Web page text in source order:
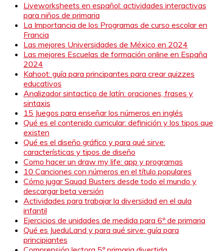
Liveworksheets en español: actividades interactivas
para niños de primaria
La Importancia de los Programas de curso escolar en
Francia
Las mejores Universidades de México en 2024
Las mejores Escuelas de formación online en España
2024
Kahoot: guía para principantes para crear quizzes
educativos
Analizador sintactico de latín: oraciones, frases y
sintaxis
15 Juegos para enseñar los números en inglés
Qué es el contenido curricular: definición y los tipos que
existen
Qué es el diseño gráfico y para qué sirve:
características y tipos de diseño
Como hacer un draw my life: app y programas
10 Canciones con números en el título populares
Cómo jugar Squad Busters desde todo el mundo y
descargar beta versión
Actividades para trabajar la diversidad en el aula
infantil
Ejercicios de unidades de medida para 6º de primaria
Qué es JueduLand y para qué sirve: guía para
principiantes